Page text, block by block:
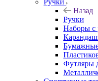
Ручки
Назад
Ручки
Наборы с
Футляры